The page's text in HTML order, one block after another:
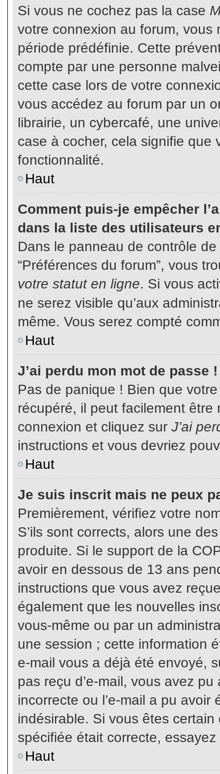
Si vous ne cochez pas la case
votre connexion au forum,
période prédéfinie. Cette
compte par une personne
cette case lors de votre
vous accédez au forum par un
librairie, un cybercafé, une
case à cocher, cela signifie que
fonctionnalité.
Haut
Comment puis-je empêcher
dans la liste des utilisateurs
Dans le panneau de contrôle
“Préférences du forum”, vous
votre statut en ligne. Si vous
ne serez visible qu’aux
même. Vous serez compté
Haut
J’ai perdu mon mot de passe !
Pas de panique ! Bien que
récupéré, il peut facilement
connexion et cliquez sur J’ai
instructions et vous devriez
Haut
Je suis inscrit mais ne peux
Premièrement, vérifiez votre
S’ils sont corrects, alors une
produite. Si le support de la
avoir en dessous de 13 ans
instructions que vous avez
également que les nouvelles
vous-même ou par un
une session ; cette information
e-mail vous a déjà été envoyé,
pas reçu d’e-mail, vous avez
incorrecte ou l’e-mail a pu
indésirable. Si vous êtes
spécifiée était correcte,
Haut